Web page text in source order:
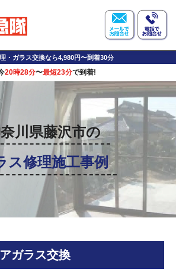
・ガラス交換なら4,980円〜到着30分
20時28分〜最短23分で到着!
川県藤沢市の
ス修理施工事例
ガラス交換